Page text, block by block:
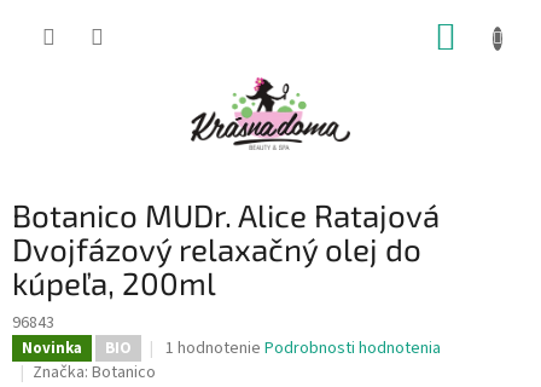
Botanico MUDr. Alice Ratajová
Dvojfázový relaxačný olej do
kúpeľa, 200ml
96843
Novinka BIO
Priemerné
1 hodnotenie Podrobnosti hodnotenia
Značka: Botanico